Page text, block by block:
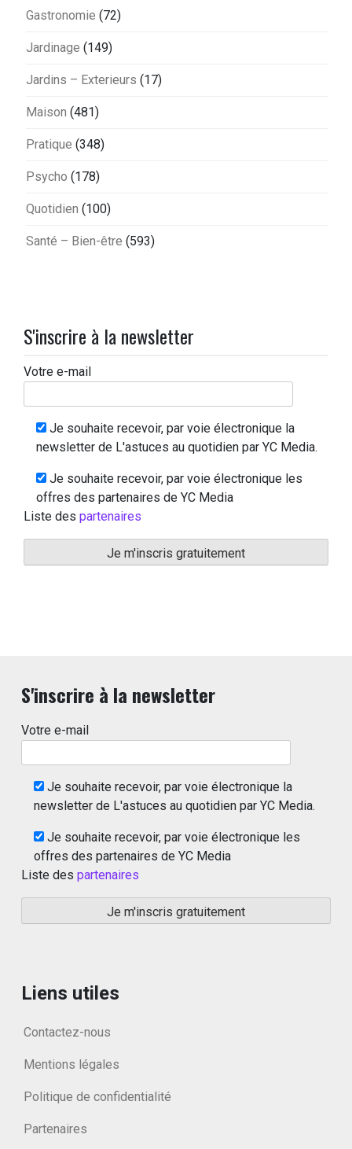
Gastronomie (72)
Jardinage (149)
Jardins – Exterieurs (17)
Maison (481)
Pratique (348)
Psycho (178)
Quotidien (100)
Santé – Bien-être (593)
S'inscrire à la newsletter
Votre e-mail
Je souhaite recevoir, par voie électronique la
newsletter de L'astuces au quotidien par YC Media.
Je souhaite recevoir, par voie électronique les
offres des partenaires de YC Media
Liste des partenaires
S'inscrire à la newsletter
Votre e-mail
Je souhaite recevoir, par voie électronique la
newsletter de L'astuces au quotidien par YC Media.
Je souhaite recevoir, par voie électronique les
offres des partenaires de YC Media
Liste des partenaires
Liens utiles
Contactez-nous
Mentions légales
Politique de confidentialité
Partenaires